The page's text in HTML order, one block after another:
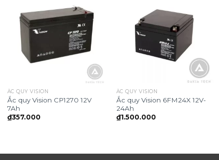
ẮC QUY VISION
Ắc quy Vision CP1270 12V
7Ah
₫357.000
ẮC QUY VISION
Ắc quy Vision 6FM24X 12V-
24Ah
₫1.500.000